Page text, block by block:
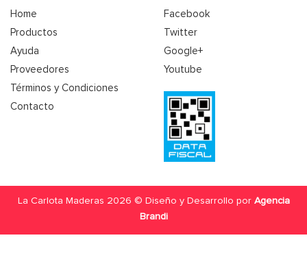
Home
Productos
Ayuda
Proveedores
Términos y Condiciones
Contacto
Facebook
Twitter
Google+
Youtube
La Carlota Maderas 2026 © Diseño y Desarrollo por Agencia
Brandi